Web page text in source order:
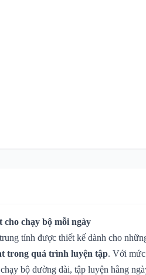
cho chạy bộ mỗi ngày
tính được thiết kế dành cho
trong quá trình luyện tập. Với
bộ đường dài, tập luyện hằng